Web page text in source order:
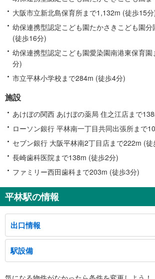
大阪市立新北島保育所まで1,132m (徒歩15
幼保連携型認定こども園たかさきこども園
(徒歩16分)
幼保連携型認定こども園愛染園南港東保育
分)
市立平林小学校まで284m (徒歩4分)
施設
あけぼの関西 あけぼの薬局 住之江店まで
ローソン銀行 平林南一丁目共同出張所まで
セブン銀行 大阪平林南2丁目店まで222m (徒
長崎歯科医院まで138m (徒歩2分)
ファミリー西田歯科まで203m (徒歩3分)
平林駅の情報
出口情報
１出口
住之江通北側、平林南１丁目、泉２丁目
２出口
住之江通南側、平林南２丁目、新北島５−８丁目
駅設備